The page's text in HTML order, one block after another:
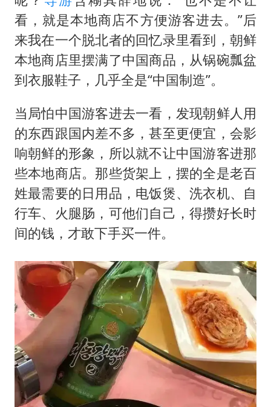
看，就是本地商店不方便游客进去。”后
来我在一个脱北者的回忆录里看到，朝鲜
本地商店里摆满了中国商品，从锅碗瓢盆
到衣服鞋子，几乎全是“中国制造”。
当局怕中国游客进去一看，发现朝鲜人用
的东西跟国内差不多，甚至更便宜，会影
响朝鲜的形象，所以就不让中国游客进那
些本地商店。那些货架上，摆的全是老百
姓最需要的日用品，电饭煲、洗衣机、自
行车、火腿肠，可他们自己，得攒好长时
间的钱，才敢下手买一件。